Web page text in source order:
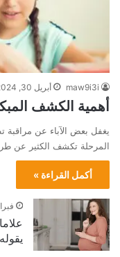
maw9i3i أبريل 30, 2024
أهمية الكشف
يغفل بعض الآباء عن مراقبة
المرحلة تكشف الكثير عن
أكمل القراءة »
فبراير